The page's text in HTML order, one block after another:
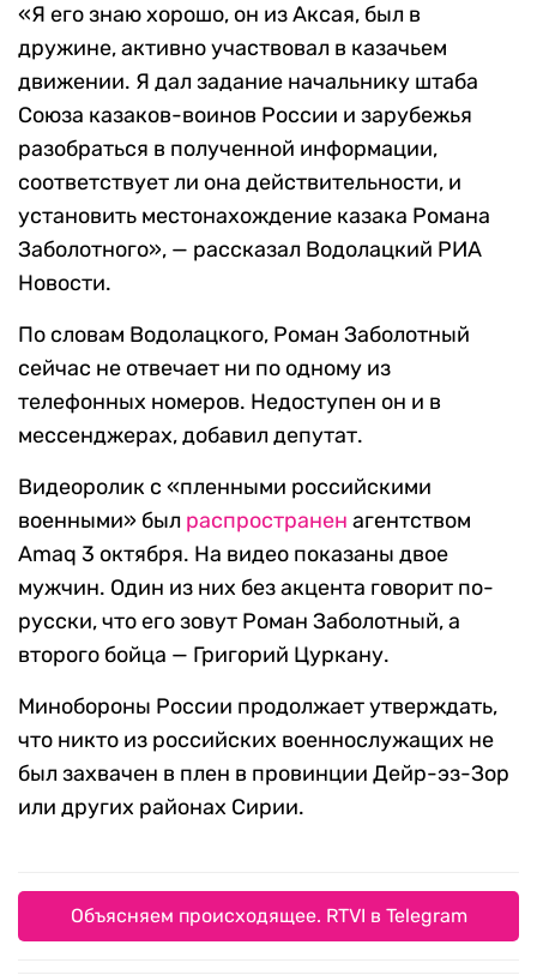
«Я его знаю хорошо, он из Аксая, был в
дружине, активно участвовал в казачьем
движении. Я дал задание начальнику штаба
Союза казаков-воинов России и зарубежья
разобраться в полученной информации,
соответствует ли она действительности, и
установить местонахождение казака Романа
Заболотного», — рассказал Водолацкий РИА
Новости.
По словам Водолацкого, Роман Заболотный
сейчас не отвечает ни по одному из
телефонных номеров. Недоступен он и в
мессенджерах, добавил депутат.
Видеоролик с «пленными российскими
военными» был распространен агентством
Amaq 3 октября. На видео показаны двое
мужчин. Один из них без акцента говорит по-
русски, что его зовут Роман Заболотный, а
второго бойца — Григорий Цуркану.
Минобороны России продолжает утверждать,
что никто из российских военнослужащих не
был захвачен в плен в провинции Дейр-эз-Зор
или других районах Сирии.
Объясняем происходящее. RTVI в Telegram